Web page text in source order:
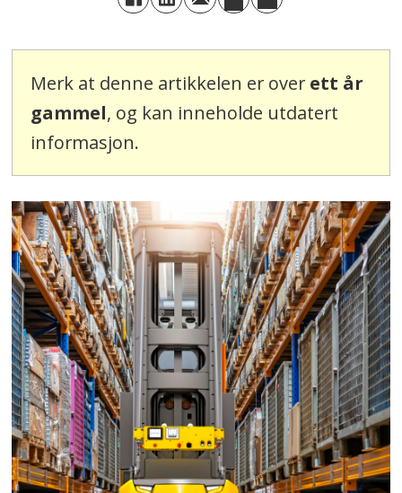
Merk at denne artikkelen er over ett år
gammel, og kan inneholde utdatert
informasjon.